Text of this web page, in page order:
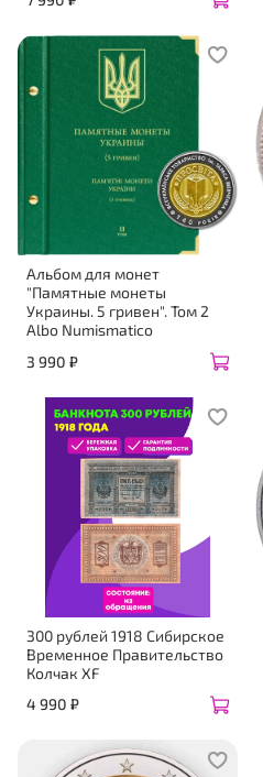
Альбом для монет
"Памятные монеты
Украины. 5 гривен". Том 2
Albo Numismatico
3 990 ₽
300 рублей 1918 Сибирское
Временное Правительство
Колчак XF
4 990 ₽